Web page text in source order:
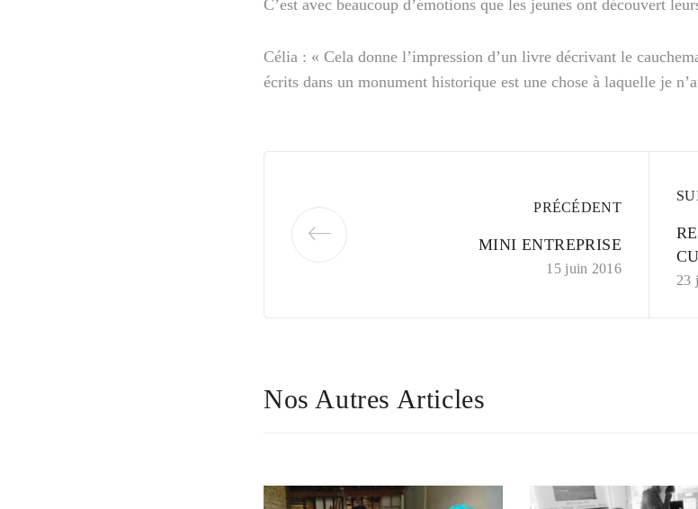
C’est avec beaucoup d’émotions que les jeunes ont découvert
Célia : « Cela donne l’impression d’un livre décrivant le
écrits dans un monument historique est une chose à laquelle je
PRÉCÉDENT
MINI ENTREPRISE
15 juin 2016
23
Nos Autres Articles